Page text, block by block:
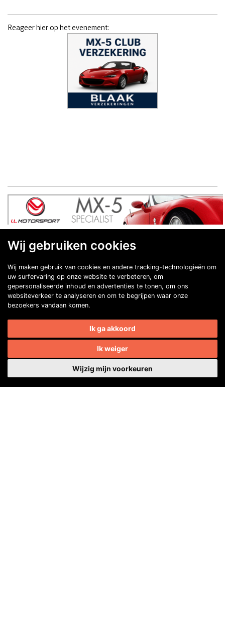
Reageer hier op het evenement:
Contactgegevens
Ledenadm.:Henk Koning
Mail ledenadministratie
Wij gebruiken cookies
Wij maken gebruik van cookies en andere tracking-technologieën om
uw surfervaring op onze website te verbeteren, om
gepersonaliseerde inhoud en advertenties te tonen, om ons
websiteverkeer te analyseren en om te begrijpen waar onze
bezoekers vandaan komen.
Ik ga akkoord
Ik weiger
Wijzig mijn voorkeuren